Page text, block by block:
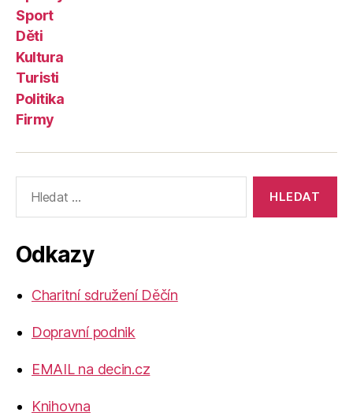
Sport
Děti
Kultura
Turisti
Politika
Firmy
vyhledávání:
Odkazy
Charitní sdružení Děčín
Dopravní podnik
EMAIL na decin.cz
Knihovna